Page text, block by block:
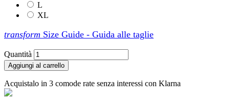
L
XL
transform Size Guide - Guida alle taglie
Quantità
Aggiungi al carrello
Acquistalo in 3 comode rate senza interessi con Klarna